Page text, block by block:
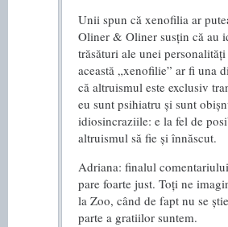
Unii spun că xenofilia ar
Oliner & Oliner susțin că au
trăsături ale unei
această „xenofilie” ar fi una
că altruismul este exclusiv
eu sunt psihiatru și sunt
idiosincraziile: e la fel de
altruismul să fie și înnăscut.
Adriana: finalul
pare foarte just. Toți ne
la Zoo, când de fapt nu se
parte a gratiilor suntem.